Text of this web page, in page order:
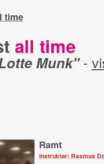
time
all time
Munk"-
Ramt
Instruktør: Rasmus